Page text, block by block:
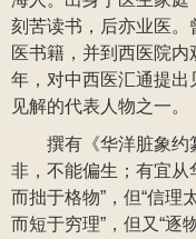
刻苦读书，后亦业医
医书籍，并到西医院
年，对中西医汇通提
见解的代表人物之一。
撰有《华洋脏象约
非，不能偏生；有宜从
而拙于格物”，但“信理
而短于穷理”，但又“逐